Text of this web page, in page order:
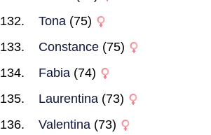
Tona (75)
Constance (75)
Fabia (74)
Laurentina (73)
Valentina (73)